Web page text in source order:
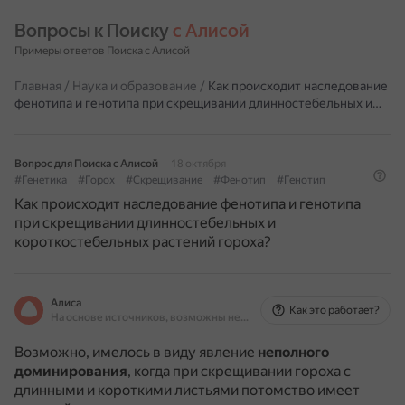
Вопросы к Поиску с Алисой
Примеры ответов Поиска с Алисой
Главная / Наука и образование / Как происходит наследование
фенотипа и генотипа при скрещивании длинностебельных и…
Вопрос для Поиска с Алисой
18 октября
#Генетика
#Горох #Скрещивание #Фенотип #Генотип
Как происходит наследование фенотипа и генотипа
при скрещивании длинностебельных и
короткостебельных растений гороха?
Алиса
На основе источников, возможны неточности
Как это работает?
Возможно, имелось в виду явление неполного
доминирования, когда при скрещивании гороха с
длинными и короткими листьями потомство имеет